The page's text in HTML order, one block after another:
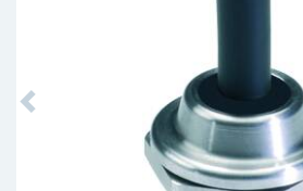
Previous